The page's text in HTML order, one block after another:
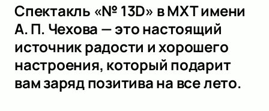
Спектакль «№ 13D» в МХТ имени
А. П. Чехова — это настоящий
источник радости и хорошего
настроения, который подарит
вам заряд позитива на все лето.